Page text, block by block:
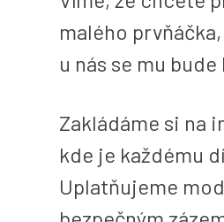
malého
u nás se mu
Zakládáme si na
kde je každému
Uplatňujeme